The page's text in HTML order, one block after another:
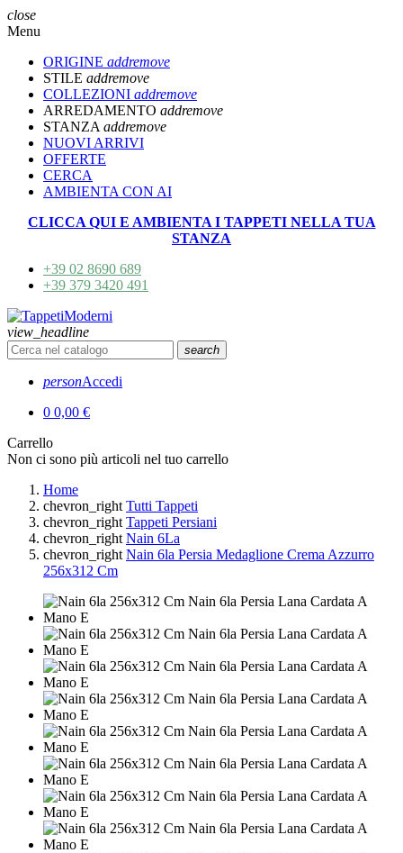
close
Menu
ORIGINE addremove
STILE addremove
COLLEZIONI addremove
ARREDAMENTO addremove
STANZA addremove
NUOVI ARRIVI
OFFERTE
CERCA
AMBIENTA CON AI
CLICCA QUI E AMBIENTA I TAPPETI NELLA TUA
STANZA
+39 02 8690 689
+39 379 3420 491
view_headline
search
personAccedi
0 0,00 €
Carrello
Non ci sono più articoli nel tuo carrello
Home
chevron_right Tutti Tappeti
chevron_right Tappeti Persiani
chevron_right Nain 6La
chevron_right Nain 6la Persia Medaglione Crema Azzurro
256x312 Cm